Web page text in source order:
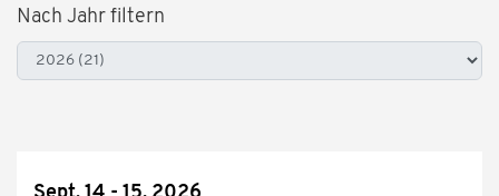
Nach Jahr filtern